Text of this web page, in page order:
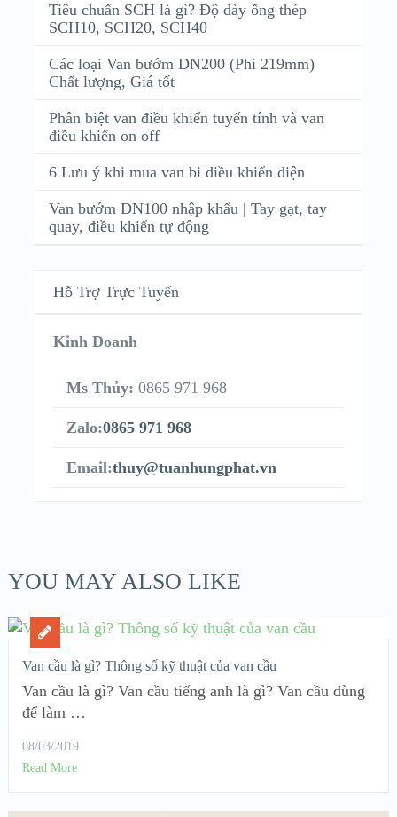
Tiêu chuẩn SCH là gì? Độ dày ống thép
SCH10, SCH20, SCH40
Các loại Van bướm DN200 (Phi 219mm)
Chất lượng, Giá tốt
Phân biệt van điều khiển tuyến tính và van
điều khiển on off
6 Lưu ý khi mua van bi điều khiển điện
Van bướm DN100 nhập khẩu | Tay gạt, tay
quay, điều khiển tự động
Hỗ Trợ Trực Tuyến
Kinh Doanh
Ms Thủy: 0865 971 968
Zalo:0865 971 968
Email:thuy@tuanhungphat.vn
YOU MAY ALSO LIKE
Van cầu là gì? Thông số kỹ thuật của van cầu
Van cầu là gì? Van cầu tiếng anh là gì? Van cầu dùng
để làm …
08/03/2019
Read More